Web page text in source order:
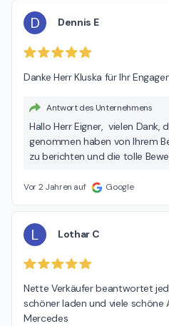
D Dennis E
Danke Herr Kluska für Ihr
Antwort des Unternehmens
Hallo Herr Eigner, vielen Dank,
genommen haben von Ihrem
zu berichten und die tolle
Rückmeldung und wünschen
Vor 2 Jahren auf Google
L Lothar C
Nette Verkäufer beantwortet
schöner laden und viele
Mercedes